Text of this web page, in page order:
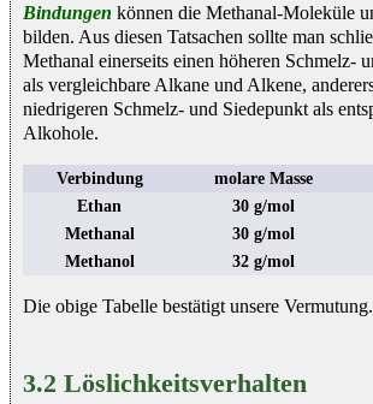
Bindungen können die Methanal-Moleküle
bilden. Aus diesen Tatsachen sollte man
Methanal einerseits einen höheren Schmelz-
als vergleichbare Alkane und Alkene,
niedrigeren Schmelz- und Siedepunkt als
Alkohole.
Verbindung molare Masse
Ethan
30 g/mol
Methanal
30 g/mol
Methanol
32 g/mol
Die obige Tabelle bestätigt unsere Vermutung.
3.2 Löslichkeitsverhalten